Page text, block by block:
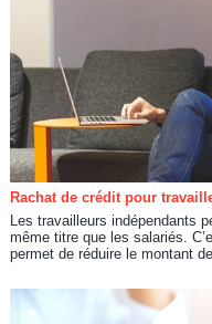
Rachat de crédit pour
Les travailleurs indépendants
même titre que les salariés.
permet de réduire le montant